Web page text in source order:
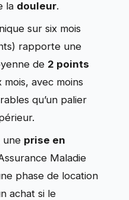
la douleur.
sur six mois
rapporte une
de 2 points
mois, avec moins
qu’un palier
une prise en
Maladie
phase de location
achat si le